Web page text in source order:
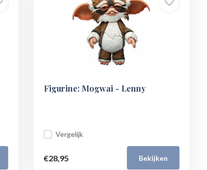
Figurine: Mogwai - Lenny
Vergelijk
€28,95 Bekijken